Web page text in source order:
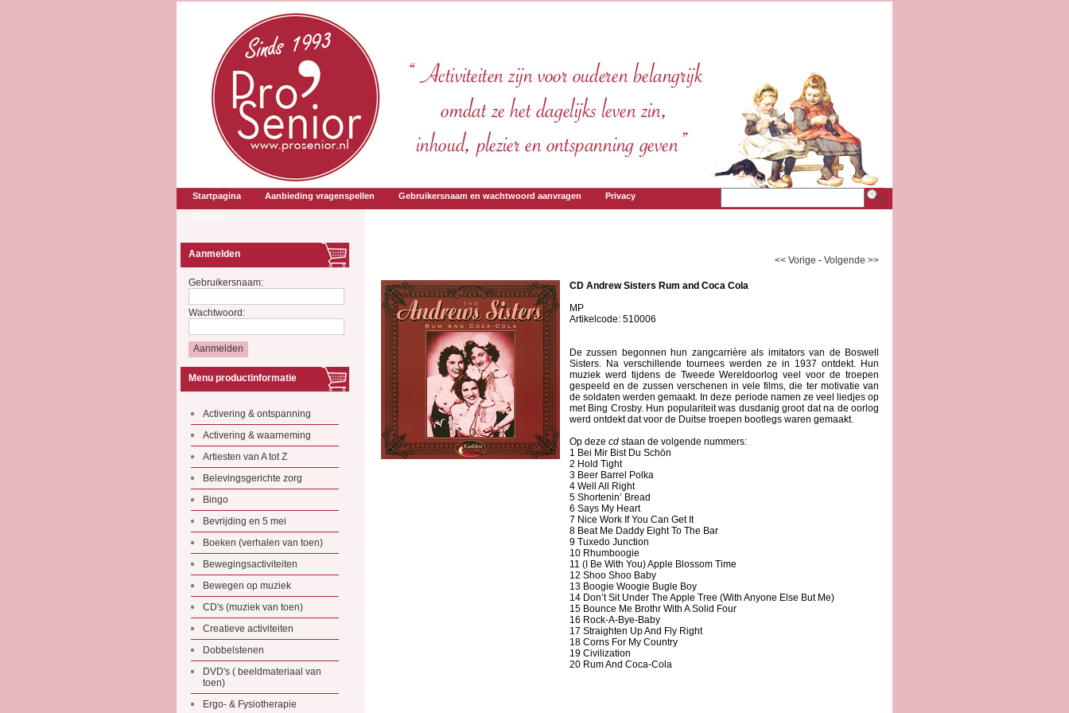
Startpagina Aanbieding vragenspellen Gebruikersnaam en wachtwoord aanvragen Privacy
Aanmelden
Gebruikersnaam:
Wachtwoord:
Menu productinformatie
Activering & ontspanning
Activering & waarneming
Artiesten van A tot Z
Belevingsgerichte zorg
Bingo
Bevrijding en 5 mei
Boeken (verhalen van toen)
Bewegingsactiviteiten
Bewegen op muziek
CD's (muziek van toen)
Creatieve activiteiten
Dobbelstenen
DVD's ( beeldmateriaal van
toen)
Ergo- & Fysiotherapie
<< Vorige - Volgende >>
CD Andrew Sisters Rum and Coca Cola
MP
Artikelcode: 510006
De zussen begonnen hun zangcarrière als imitators van de Boswell
Sisters. Na verschillende tournees werden ze in 1937 ontdekt. Hun
muziek werd tijdens de Tweede Wereldoorlog veel voor de troepen
gespeeld en de zussen verschenen in vele films, die ter motivatie van
de soldaten werden gemaakt. In deze periode namen ze veel liedjes op
met Bing Crosby. Hun populariteit was dusdanig groot dat na de oorlog
werd ontdekt dat voor de Duitse troepen bootlegs waren gemaakt.
Op deze cd staan de volgende nummers:
1 Bei Mir Bist Du Schön
2 Hold Tight
3 Beer Barrel Polka
4 Well All Right
5 Shortenin’ Bread
6 Says My Heart
7 Nice Work If You Can Get It
8 Beat Me Daddy Eight To The Bar
9 Tuxedo Junction
10 Rhumboogie
11 (I Be With You) Apple Blossom Time
12 Shoo Shoo Baby
13 Boogie Woogie Bugle Boy
14 Don’t Sit Under The Apple Tree (With Anyone Else But Me)
15 Bounce Me Brothr With A Solid Four
16 Rock-A-Bye-Baby
17 Straighten Up And Fly Right
18 Corns For My Country
19 Civilization
20 Rum And Coca-Cola